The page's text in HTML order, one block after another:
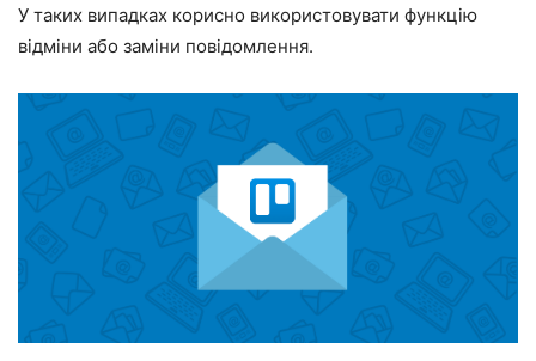
У таких випадках корисно використовувати функцію
відміни або заміни повідомлення.